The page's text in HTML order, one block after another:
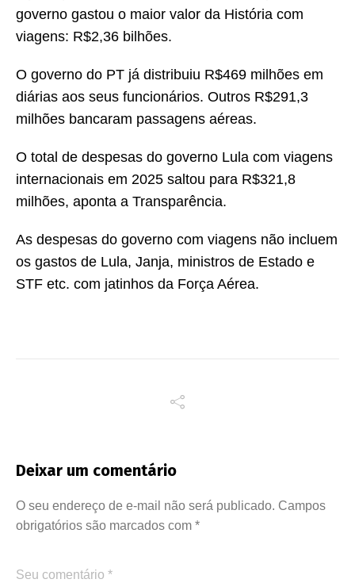
governo gastou o maior valor da História com
viagens: R$2,36 bilhões.
O governo do PT já distribuiu R$469 milhões em
diárias aos seus funcionários. Outros R$291,3
milhões bancaram passagens aéreas.
O total de despesas do governo Lula com viagens
internacionais em 2025 saltou para R$321,8
milhões, aponta a Transparência.
As despesas do governo com viagens não incluem
os gastos de Lula, Janja, ministros de Estado e
STF etc. com jatinhos da Força Aérea.
Deixar um comentário
O seu endereço de e-mail não será publicado. Campos
obrigatórios são marcados com *